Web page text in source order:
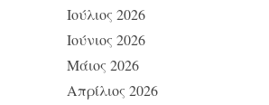
Ιούλιος 2026
Ιούνιος 2026
Μάιος 2026
Απρίλιος 2026